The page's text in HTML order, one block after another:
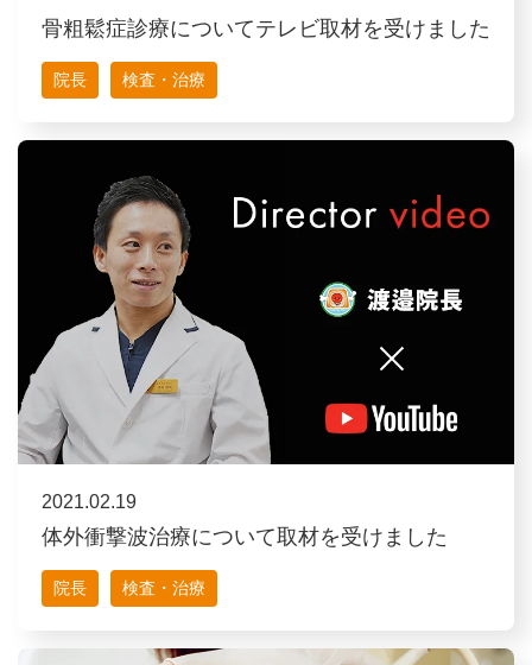
骨粗鬆症診療についてテレビ取材を受けました
院長 検査・治療
2021.02.19
体外衝撃波治療について取材を受けました
院長 検査・治療